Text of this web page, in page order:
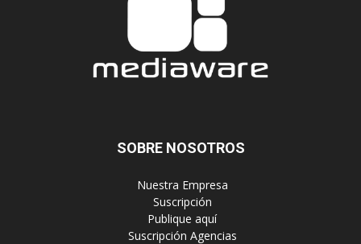
SOBRE NOSOTROS
‎ Nuestra Empresa
‎ Suscripción
‎ Publique aquí
‎ Suscripción Agencias